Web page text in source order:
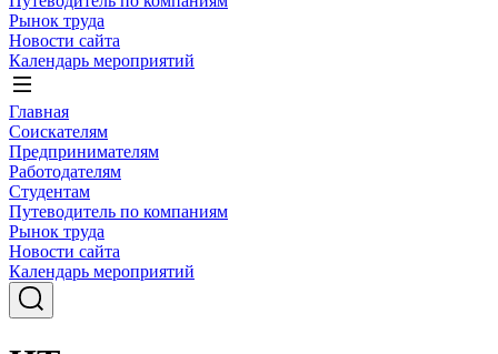
Рынок труда
Новости сайта
Календарь мероприятий
Главная
Соискателям
Предпринимателям
Работодателям
Студентам
Путеводитель по компаниям
Рынок труда
Новости сайта
Календарь мероприятий